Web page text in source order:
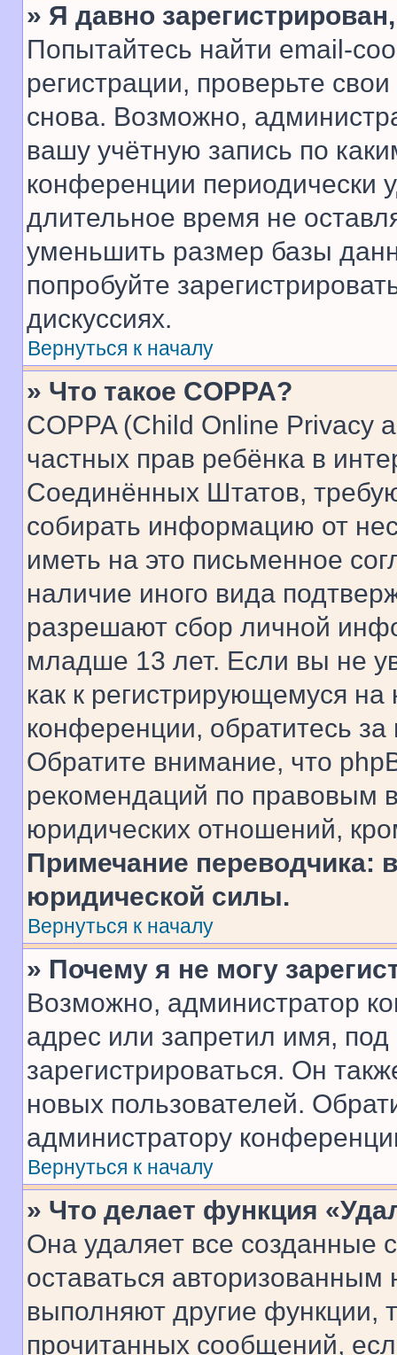
» Я давно
Попытайтесь найти email-
регистрации, проверьте
снова. Возможно,
вашу учётную запись по
конференции периодически
длительное время не
уменьшить размер базы
попробуйте
дискуссиях.
Вернуться к началу
» Что такое COPPA?
COPPA (Child Online Privacy
частных прав ребёнка в
Соединённых Штатов,
собирать информацию от
иметь на это письменное
наличие иного вида
разрешают сбор личной
младше 13 лет. Если вы не
как к регистрирующемуся
конференции, обратитесь
Обратите внимание, что
рекомендаций по правовым
юридических отношений,
Примечание переводчика:
юридической силы.
Вернуться к началу
» Почему я не могу
Возможно, администратор
адрес или запретил имя,
зарегистрироваться. Он
новых пользователей.
администратору
Вернуться к началу
» Что делает функция
Она удаляет все созданные
оставаться
выполняют другие функции,
прочитанных сообщений,